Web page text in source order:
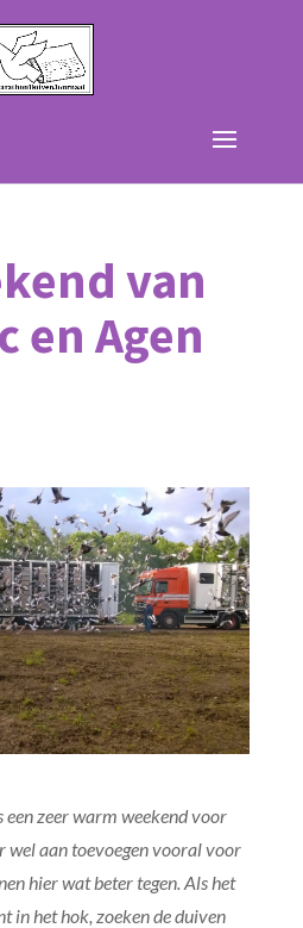
van
en Agen
een zeer warm weekend voor
wel aan toevoegen vooral voor
hier wat beter tegen. Als het
in het hok, zoeken de duiven